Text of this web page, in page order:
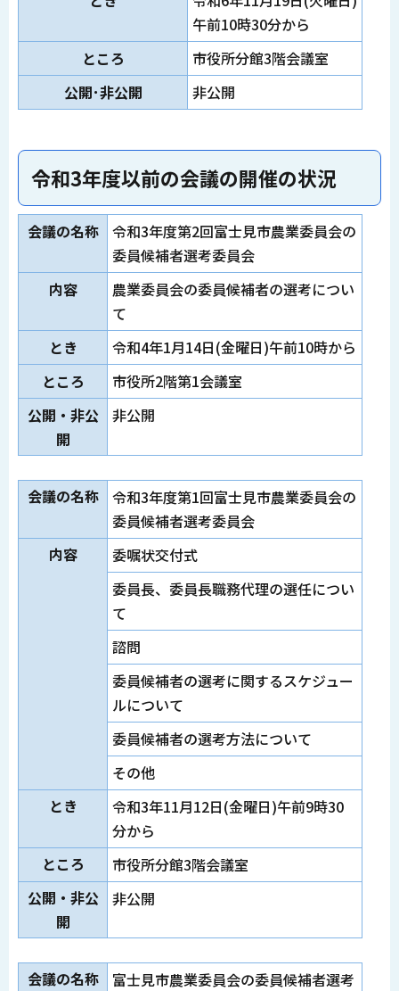
午前10時30分から
ところ
市役所分館3階会議室
公開･非公開
非公開
令和3年度以前の会議の開催の状況
会議の名称
令和3年度第2回富士見市農業委員会の
委員候補者選考委員会
内容
農業委員会の委員候補者の選考につい
て
とき
令和4年1月14日(金曜日)午前10時から
ところ
市役所2階第1会議室
公開・非公
開
非公開
会議の名称
令和3年度第1回富士見市農業委員会の
委員候補者選考委員会
内容
委嘱状交付式
委員長、委員長職務代理の選任につい
て
諮問
委員候補者の選考に関するスケジュー
ルについて
委員候補者の選考方法について
その他
とき
令和3年11月12日(金曜日)午前9時30
分から
ところ
市役所分館3階会議室
公開・非公
開
非公開
会議の名称
富士見市農業委員会の委員候補者選考